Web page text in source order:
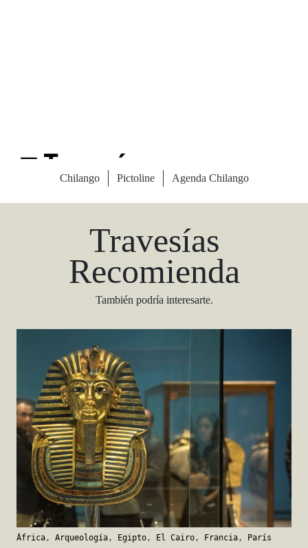
Travesías
Recomienda
También podría interesarte.
África, Arqueología, Egipto, El Cairo, Francia, París